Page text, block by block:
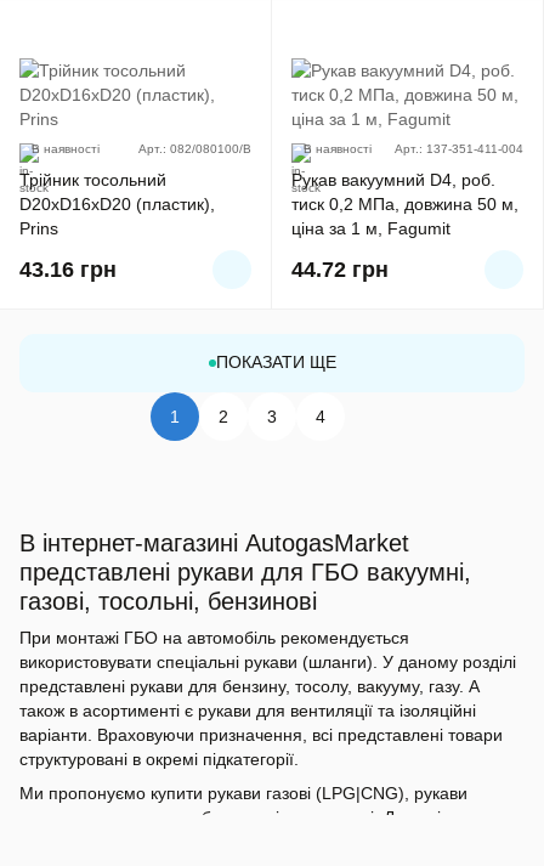
В наявності Арт.: 082/080100/B
Трійник тосольний
D20хD16хD20 (пластик),
Prins
43.16 грн
В наявності Арт.: 137-351-411-004
Рукав вакуумний D4, роб.
тиск 0,2 МПа, довжина 50 м,
ціна за 1 м, Fagumit
44.72 грн
ПОКАЗАТИ ЩЕ
1 2 3 4
В інтернет-магазині AutogasMarket
представлені рукави для ГБО вакуумні,
газові, тосольні, бензинові
При монтажі ГБО на автомобіль рекомендується
використовувати спеціальні рукави (шланги). У даному розділі
представлені рукави для бензину, тосолу, вакууму, газу. А
також в асортименті є рукави для вентиляції та ізоляційні
варіанти. Враховуючи призначення, всі представлені товари
структуровані в окремі підкатегорії.
Ми пропонуємо купити рукави газові (LPG|CNG), рукави
високого тиску, рукави бензинові та вакуумні. Для врізання в